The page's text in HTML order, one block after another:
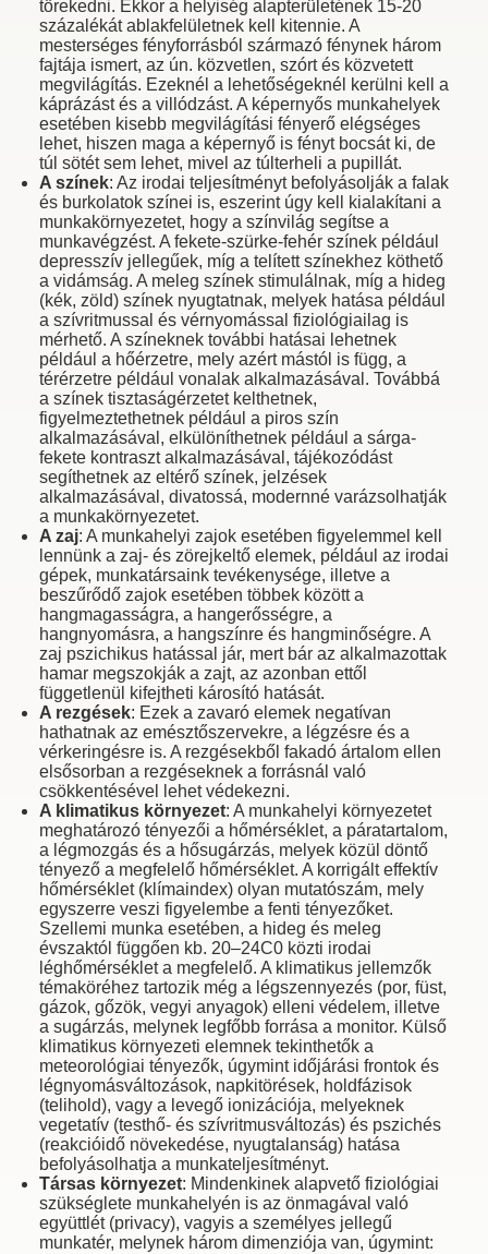
törekedni. Ekkor a helyiség alapterületének 15-20
százalékát ablakfelületnek kell kitennie. A
mesterséges fényforrásból származó fénynek három
fajtája ismert, az ún. közvetlen, szórt és közvetett
megvilágítás. Ezeknél a lehetőségeknél kerülni kell a
káprázást és a villódzást. A képernyős munkahelyek
esetében kisebb megvilágítási fényerő elégséges
lehet, hiszen maga a képernyő is fényt bocsát ki, de
túl sötét sem lehet, mivel az túlterheli a pupillát.
A színek: Az irodai teljesítményt befolyásolják a falak
és burkolatok színei is, eszerint úgy kell kialakítani a
munkakörnyezetet, hogy a színvilág segítse a
munkavégzést. A fekete-szürke-fehér színek például
depresszív jellegűek, míg a telített színekhez köthető
a vidámság. A meleg színek stimulálnak, míg a hideg
(kék, zöld) színek nyugtatnak, melyek hatása például
a szívritmussal és vérnyomással fiziológiailag is
mérhető. A színeknek további hatásai lehetnek
például a hőérzetre, mely azért mástól is függ, a
térérzetre például vonalak alkalmazásával. Továbbá
a színek tisztaságérzetet kelthetnek,
figyelmeztethetnek például a piros szín
alkalmazásával, elkülöníthetnek például a sárga-
fekete kontraszt alkalmazásával, tájékozódást
segíthetnek az eltérő színek, jelzések
alkalmazásával, divatossá, modernné varázsolhatják
a munkakörnyezetet.
A zaj: A munkahelyi zajok esetében figyelemmel kell
lennünk a zaj- és zörejkeltő elemek, például az irodai
gépek, munkatársaink tevékenysége, illetve a
beszűrődő zajok esetében többek között a
hangmagasságra, a hangerősségre, a
hangnyomásra, a hangszínre és hangminőségre. A
zaj pszichikus hatással jár, mert bár az alkalmazottak
hamar megszokják a zajt, az azonban ettől
függetlenül kifejtheti károsító hatását.
A rezgések: Ezek a zavaró elemek negatívan
hathatnak az emésztőszervekre, a légzésre és a
vérkeringésre is. A rezgésekből fakadó ártalom ellen
elsősorban a rezgéseknek a forrásnál való
csökkentésével lehet védekezni.
A klimatikus környezet: A munkahelyi környezetet
meghatározó tényezői a hőmérséklet, a páratartalom,
a légmozgás és a hősugárzás, melyek közül döntő
tényező a megfelelő hőmérséklet. A korrigált effektív
hőmérséklet (klímaindex) olyan mutatószám, mely
egyszerre veszi figyelembe a fenti tényezőket.
Szellemi munka esetében, a hideg és meleg
évszaktól függően kb. 20–24C0 közti irodai
léghőmérséklet a megfelelő. A klimatikus jellemzők
témaköréhez tartozik még a légszennyezés (por, füst,
gázok, gőzök, vegyi anyagok) elleni védelem, illetve
a sugárzás, melynek legfőbb forrása a monitor. Külső
klimatikus környezeti elemnek tekinthetők a
meteorológiai tényezők, úgymint időjárási frontok és
légnyomásváltozások, napkitörések, holdfázisok
(telihold), vagy a levegő ionizációja, melyeknek
vegetatív (testhő- és szívritmusváltozás) és pszichés
(reakcióidő növeke­dése, nyugtalanság) hatása
befolyásolhatja a munkateljesítményt.
Társas környezet: Mindenkinek alapvető fiziológiai
szükséglete munkahelyén is az önmagával való
együttlét (privacy), vagyis a személyes jellegű
munkatér, melynek három dimenziója van, úgymint: